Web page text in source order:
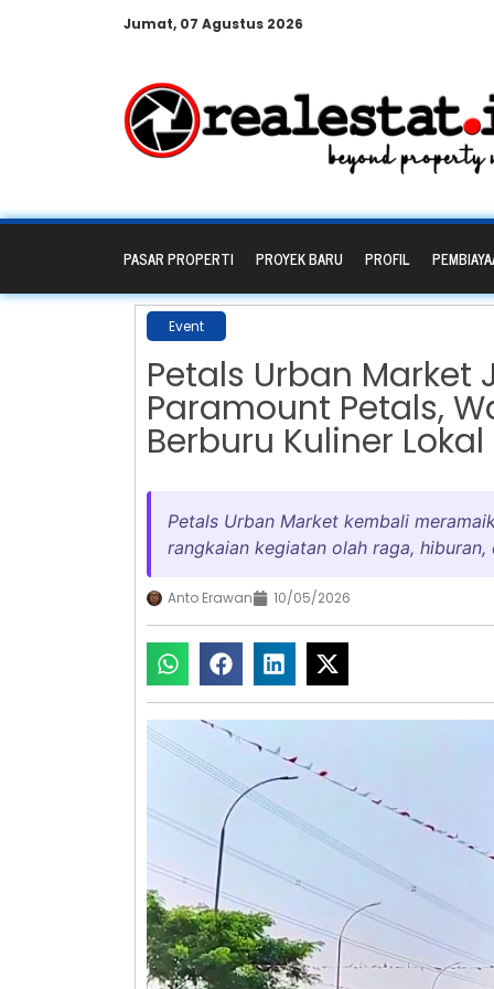
Jumat, 07 Agustus 2026
PASAR PROPERTI PROYEK BARU PROFIL
Event
Petals Urban Market
Paramount Petals,
Berburu Kuliner Lokal
Petals Urban Market kembali
rangkaian kegiatan olah raga, hiburan,
Anto Erawan 10/05/2026